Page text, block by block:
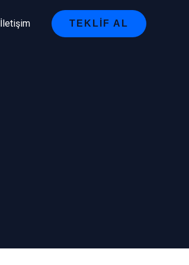
İletişim TEKLIF AL